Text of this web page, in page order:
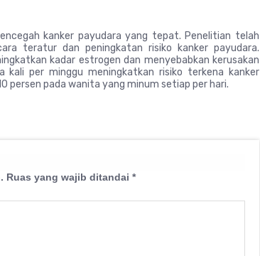
kanker payudara yang tepat. Penelitian telah
teratur dan peningkatan risiko kanker payudara.
kadar estrogen dan menyebabkan kerusakan
kali per minggu meningkatkan risiko terkena kanker
persen pada wanita yang minum setiap per hari.
Ruas yang wajib ditandai *